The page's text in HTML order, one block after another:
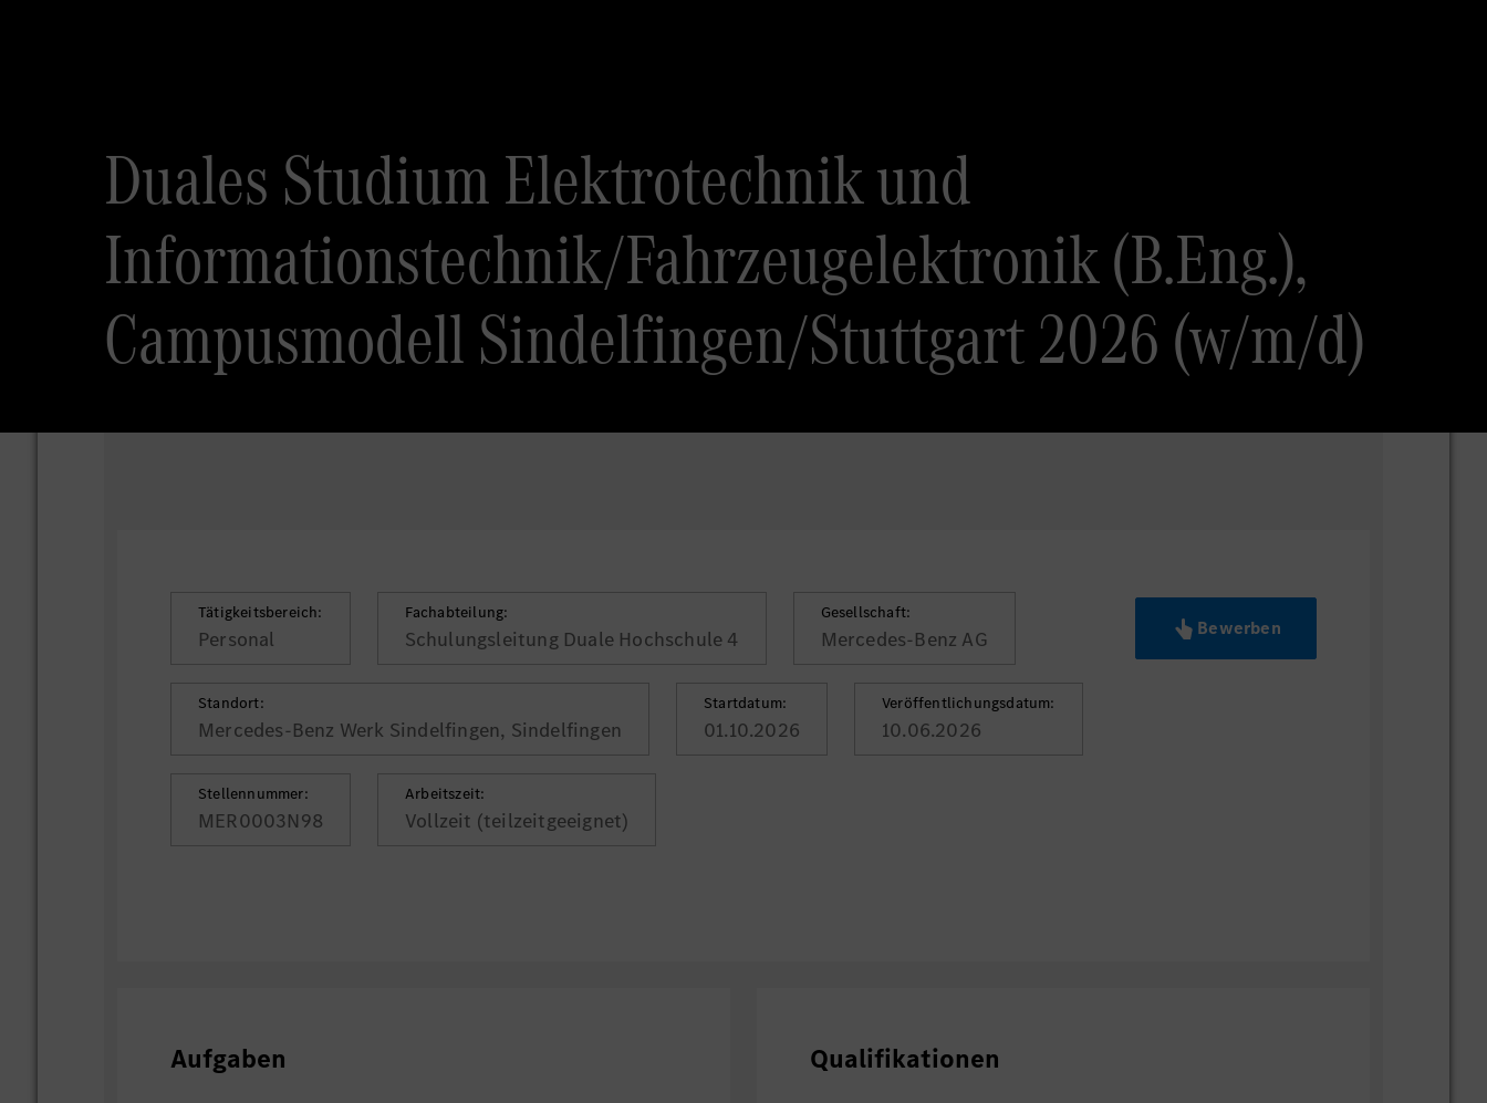
Duales Studium Elektrotechnik und
Informationstechnik/Fahrzeugelektronik (B.Eng.),
Campusmodell Sindelfingen/Stuttgart 2026 (w/m/d)
Tätigkeitsbereich:
Personal
Fachabteilung:
Schulungsleitung Duale Hochschule 4
Gesellschaft:
Mercedes-Benz AG
Standort:
Mercedes-Benz Werk Sindelfingen, Sindelfingen
Startdatum:
01.10.2026
Veröffentlichungsdatum:
10.06.2026
Stellennummer:
MER0003N98
Arbeitszeit:
Vollzeit (teilzeitgeeignet)
Bewerben
Aufgaben Qualifikationen